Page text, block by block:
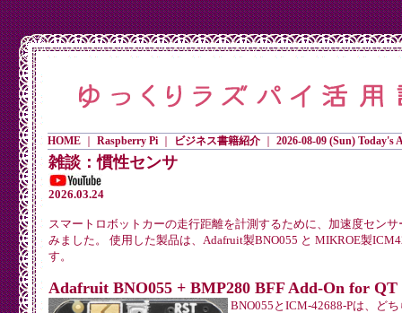
HOME｜ Raspberry Pi｜ ビジネス書籍紹介｜ 2026-08-09 (Sun) Today's
雑談：慣性センサ
2026.03.24
スマートロボットカーの走行距離を計測するために、加速度センサ
みました。 使用した製品は、Adafruit製BNO055 と MIKROE製
す。
Adafruit BNO055 + BMP280 BFF Add-On for QT
BNO055とICM-42688-Pは、ど